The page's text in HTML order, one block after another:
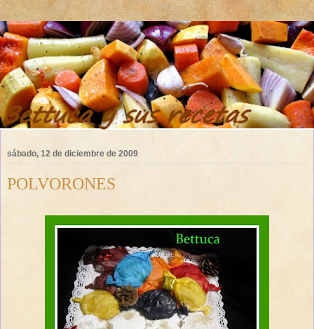
sábado, 12 de diciembre de 2009
POLVORONES